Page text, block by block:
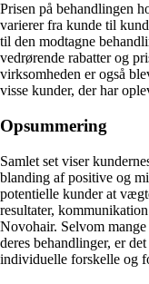
Prisen på behandlingen
varierer fra kunde til
til den modtagne
vedrørende rabatter og
virksomheden er også
visse kunder, der har
Opsummering
Samlet set viser
blanding af positive og
potentielle kunder at
resultater,
Novohair. Selvom
deres behandlinger, er
individuelle forskelle og